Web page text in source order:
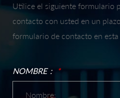
Utilice el siguiente formulario
contacto con usted en un
formulario de contacto en esta
NOMBRE： *